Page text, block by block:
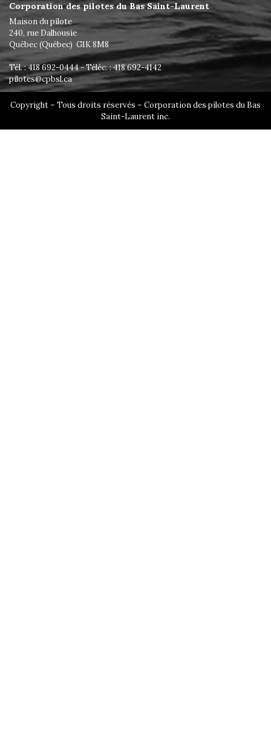
Corporation des pilotes du Bas Saint-Laurent
Maison du pilote
240, rue Dalhousie
Québec (Québec) G1K 8M8
Tél. : 418 692-0444 - Téléc. : 418 692-4142
pilotes@cpbsl.ca
Copyright – Tous droits réservés – Corporation des pilotes du Bas
Saint-Laurent inc.